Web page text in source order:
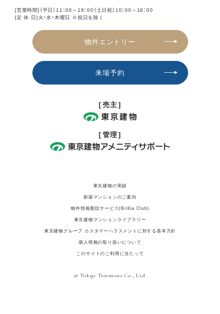
[営業時間]（平日）11：00～18：00（土日祝）10：00～18：00
[定 休 日]火・水・木曜日 ※祝日を除く
物件エントリー
来場予約
売主
管理
東京建物の実績
新築マンションのご案内
物件情報配信サービス(Brillia Club)
東京建物マンションライブラリー
東京建物グループ カスタマーハラスメントに対する基本方針
個人情報の取り扱いについて
このサイトのご利用に当たって
© Tokyo Tatemono Co., Ltd.